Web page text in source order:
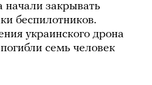
закрывать
беспилотников.
украинского дрона
семь человек